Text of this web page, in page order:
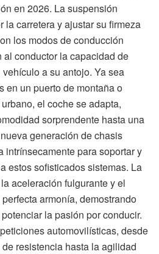
en 2026. La suspensión
la carretera y ajustar su firmeza
los modos de conducción
conductor la capacidad de
a su antojo. Ya sea
en un puerto de montaña o
el coche se adapta,
sorprendente hasta una
generación de chasis
intrínsecamente para soportar y
estos sofisticados sistemas. La
aceleración fulgurante y el
armonía, demostrando
la pasión por conducir.
automovilísticas, desde
resistencia hasta la agilidad